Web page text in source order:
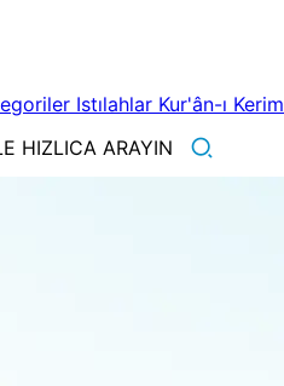
Istılahlar Kur'ân-ı Kerim
HIZLICA ARAYIN